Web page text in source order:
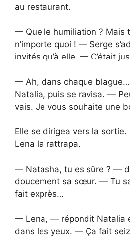
au restaurant.
— Quelle humiliation ? Mais
n’importe quoi ! — Serge
invités qu’à elle. — C’était
— Ah, dans chaque
Natalia, puis se ravisa. —
vais. Je vous souhaite une
Elle se dirigea vers la sortie.
Lena la rattrapa.
— Natasha, tu es sûre ? —
doucement sa sœur. — Tu
fait exprès…
— Lena, — répondit Natalia
dans les yeux. — Ça fait